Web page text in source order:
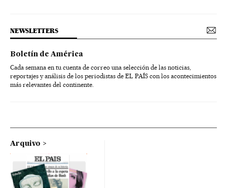
NEWSLETTERS
Boletín de América
Cada semana en tu cuenta de correo una selección de las noticias,
reportajes y análisis de los periodistas de EL PAÍS con los acontecimientos
más relevantes del continente.
Arquivo